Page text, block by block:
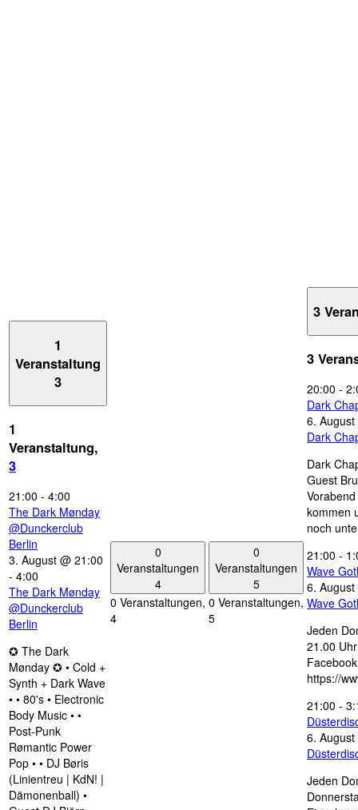
1
Veranstaltung
3
1
Veranstaltung,
3
21:00 - 4:00
The Dark Mønday
@Dunckerclub
Berlin
3. August @ 21:00
- 4:00
The Dark Mønday
@Dunckerclub
Berlin
✪ The Dark
Mønday ✪ • Cold +
Synth + Dark Wave
• • 80's • Electronic
Body Music • •
Post-Punk
Rømantic Power
Pop • • DJ Børis
(Linientreu | KdN! |
Dämonenball) •
0
Veranstaltungen
4
0 Veranstaltungen,
4
0
Veranstaltungen
5
0 Veranstaltungen,
5
3
3
20:00 -
Dark
6.
Dark
Dark
Guest
kommen
noch
21:00 -
Wave
6.
Wave
Jeden
21.00
https://
21:00 -
6.
Jeden